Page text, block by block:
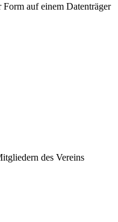
auf einem Datenträger
des Vereins